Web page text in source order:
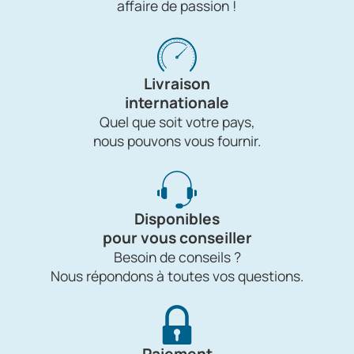
affaire de passion !
Livraison
internationale
Quel que soit votre pays,
nous pouvons vous fournir.
Disponibles
pour vous conseiller
Besoin de conseils ?
Nous répondons à toutes vos questions.